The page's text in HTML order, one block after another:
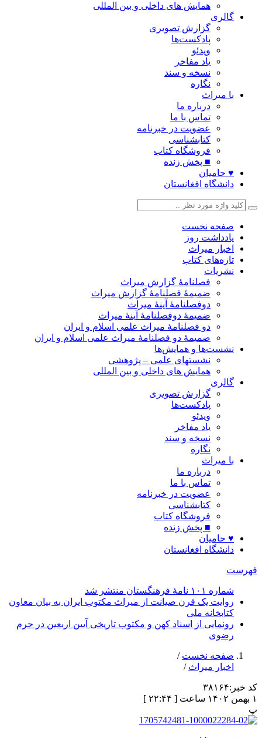
همایش های داخلی و بین المللی
گالری
گزارش تصویری
پادکست‌ها
ویدئو
یاد مفاخر
نسخه و سند
نگاره
با میراث
درباره ما
تماس با ما
عضویت در خبرنامه
کتابشناسی
فروشگاه کتاب
■ پخش زنده
♥ حامیان
دانشگاه افغانستان
صفحه نخست
یادداشت روز
اخبار میراث
تازه‌های کتاب
نشریات
فصلنامۀ گزارش میراث
ضمیمۀ فصلنامۀ گزارش میراث
دوفصلنامۀ آینۀ میراث
ضمیمۀ دوفصلنامۀ آینۀ میراث
دو فصلنامۀ میراث علمی اسلام و ایران
ضمیمۀ دو فصلنامۀ میراث علمی اسلام و ایران
نشست‌ها و همایش‌ها
نشستهای علمی – پژوهشی
همایش های داخلی و بین المللی
گالری
گزارش تصویری
پادکست‌ها
ویدئو
یاد مفاخر
نسخه و سند
نگاره
با میراث
درباره ما
تماس با ما
عضویت در خبرنامه
کتابشناسی
فروشگاه کتاب
■ پخش زنده
♥ حامیان
دانشگاه افغانستان
فهرست
شماره ۱۰۱ نامۀ فرهنگستان منتشر شد
روایت یک قرن صیانت از میراث مکتوب ایران به بیان معاون
کتابخانه ملی
رونمایی از اسناد کهن و مکتوب تاریخی آیین اربعین در حرم
رضوی
صفحه نخست /
اخبار میراث /
کد خبر:۳۸۱۶۴
۱ بهمن ۱۴۰۲ ساعت [ ۲۲:۴۴ ]
پ